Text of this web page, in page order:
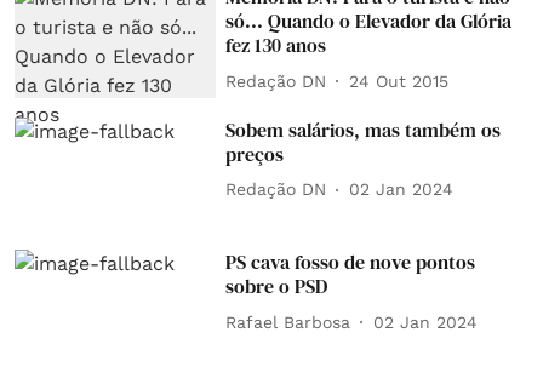
só... Quando o Elevador da Glória
fez 130 anos
Redação DN 24 Out 2015
Sobem salários, mas também os
preços
Redação DN 02 Jan 2024
PS cava fosso de nove pontos
sobre o PSD
Rafael Barbosa 02 Jan 2024